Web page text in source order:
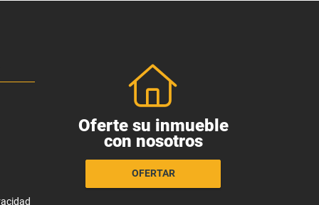
Oferte su inmueble
con nosotros
OFERTAR